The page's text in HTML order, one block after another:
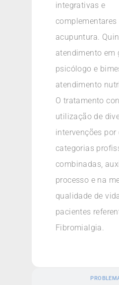
integrativas e
complementares
acupuntura.
atendimento em
psicólogo e
atendimento
O tratamento
utilização de
intervenções por
categorias
combinadas,
processo e na
qualidade de
pacientes
Fibromialgia.